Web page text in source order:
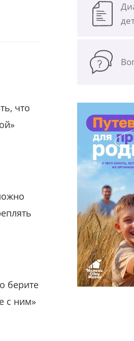
что
берите
с ним»